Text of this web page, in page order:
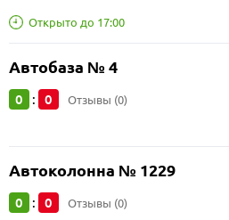
Открыто до 17:00
Автобаза № 4
0 : 0 Отзывы (0)
Автоколонна № 1229
0 : 0 Отзывы (0)